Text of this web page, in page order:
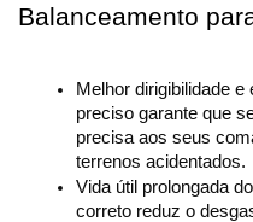
Balanceamento
Melhor dirigibilidade
preciso garante que
precisa aos seus
terrenos acidentados.
Vida útil prolongada
correto reduz o